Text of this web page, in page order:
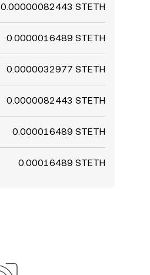
0.00000082443 STETH
0.0000016489 STETH
0.0000032977 STETH
0.0000082443 STETH
0.000016489 STETH
0.00016489 STETH